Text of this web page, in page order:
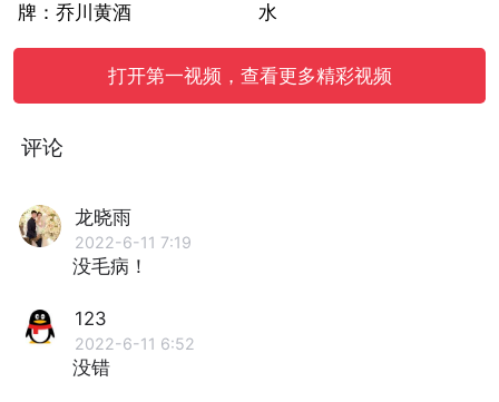
牌：乔川黄酒
水
打开第一视频，查看更多精彩视频
评论
龙晓雨
2022-6-11 7:19
没毛病！
123
2022-6-11 6:52
没错